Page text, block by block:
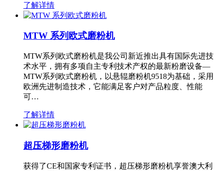
了解详情
MTW 系列欧式磨粉机
MTW系列欧式磨粉机是我公司新近推出具有国际先进技
术水平，拥有多项自主专利技术产权的最新粉磨设备—
MTW系列欧式磨粉机，以悬辊磨粉机9518为基础，采用
欧洲先进制造技术，它能满足客户对产品粒度、性能
可…
了解详情
超压梯形磨粉机
获得了CE和国家专利证书，超压梯形磨粉机享誉澳大利